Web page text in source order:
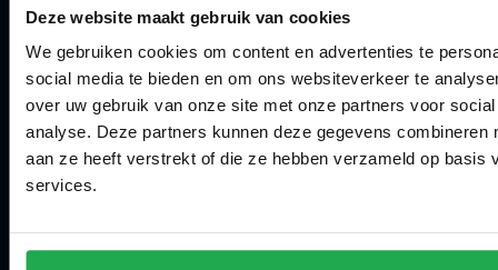
Deze website maakt gebruik van cookies
We gebruiken cookies om content en advertenties te
social media te bieden en om ons websiteverkeer te
over uw gebruik van onze site met onze partners voor
analyse. Deze partners kunnen deze gegevens combineren
aan ze heeft verstrekt of die ze hebben verzameld op basis
services.
Klachtenafhandeling
Actievoorwaarden
Artikelonderhoud
Winkel
Openingstijden